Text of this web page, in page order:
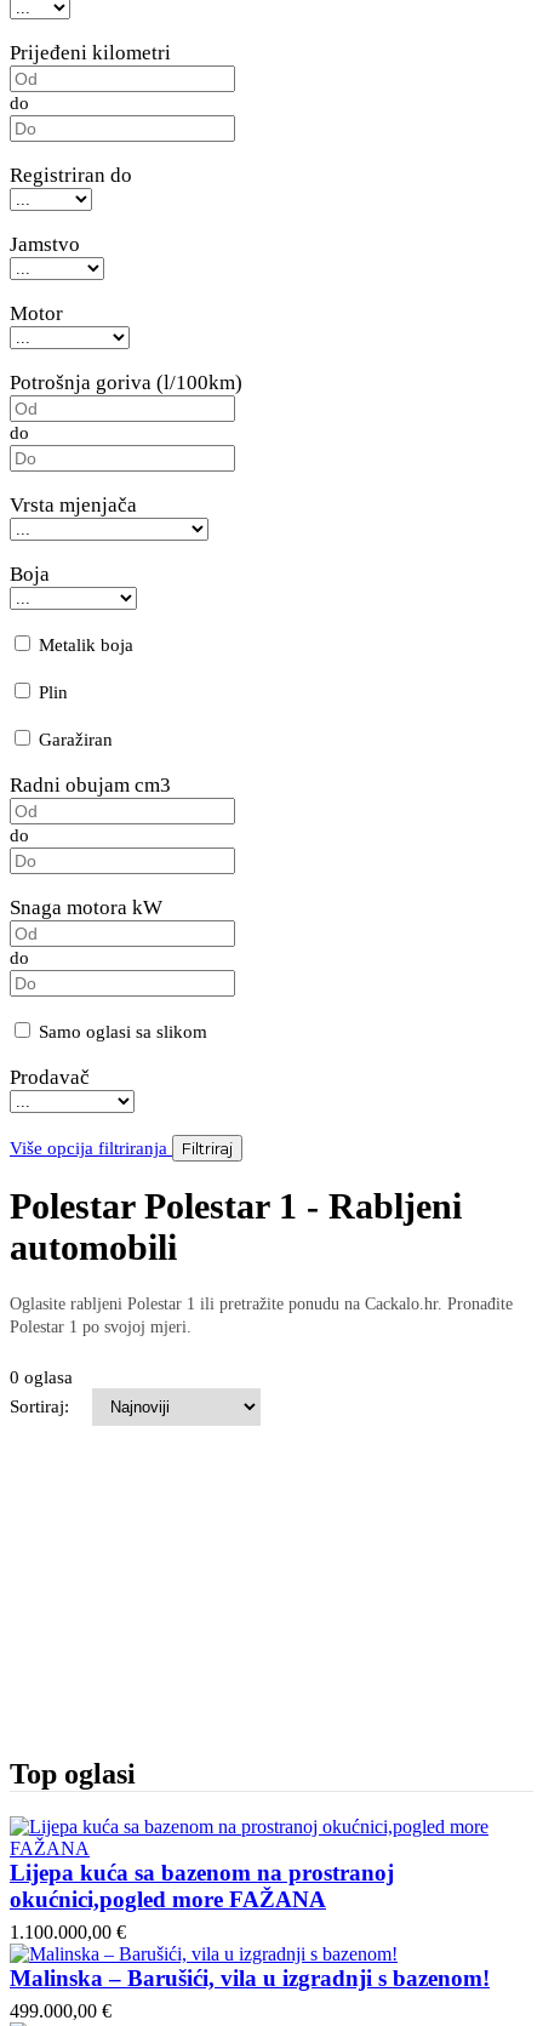
Prijeđeni kilometri
do
Registriran do
Jamstvo
Motor
Potrošnja goriva (l/100km)
do
Vrsta mjenjača
Boja
Metalik boja
Plin
Garažiran
Radni obujam cm3
do
Snaga motora kW
do
Samo oglasi sa slikom
Prodavač
Više opcija filtriranja Filtriraj
Polestar Polestar 1 - Rabljeni
automobili
Oglasite rabljeni Polestar 1 ili pretražite ponudu na Cackalo.hr. Pronađite
Polestar 1 po svojoj mjeri.
0 oglasa
Sortiraj:
Top oglasi
Lijepa kuća sa bazenom na prostranoj
okućnici,pogled more FAŽANA
1.100.000,00 €
Malinska – Barušići, vila u izgradnji s bazenom!
499.000,00 €